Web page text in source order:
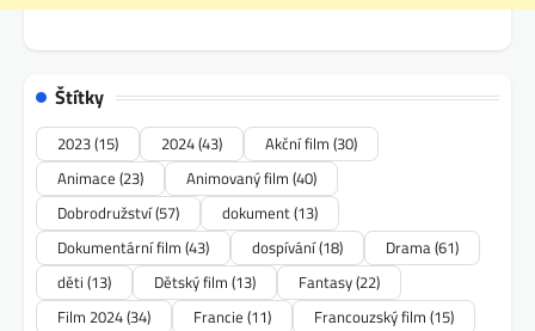
Štítky
2023(15) 2024(43) Akční film (30)
Animace (23) Animovaný film (40)
Dobrodružství(57) dokument(13)
Dokumentární film (43) dospívání(18) Drama(61)
děti (13) Dětský film (13) Fantasy(22)
Film 2024(34) Francie (11) Francouzský film (15)